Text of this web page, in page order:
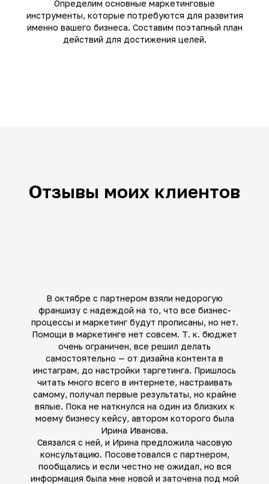
Определим основные маркетинговые
инструменты, которые потребуются для развития
именно вашего бизнеса. Составим поэтапный план
действий для достижения целей.
Отзывы моих клиентов
В октябре с партнером взяли недорогую
франшизу с надеждой на то, что все бизнес-
процессы и маркетинг будут прописаны, но нет.
Помощи в маркетинге нет совсем. Т. к. бюджет
очень ограничен, все решил делать
самостоятельно — от дизайна контента в
инстаграм, до настройки таргетинга. Пришлось
читать много всего в интернете, настраивать
самому, получал первые результаты, но крайне
вялые. Пока не наткнулся на один из близких к
моему бизнесу кейсу, автором которого была
Ирина Иванова.
Связался с ней, и Ирина предложила часовую
консультацию. Посоветовался с партнером,
пообщались и если честно не ожидал, но вся
информация была мне новой и заточена под мой